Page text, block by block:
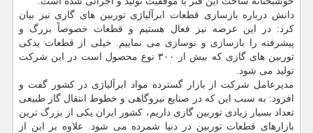
دانش درباره بازسازی قطعات ابرآلیاژی توربین های گازی نیز بیان
کرد: در این عرصه نیز فعال هستیم و قطعات خصوصاً بزرگ و
پیشرفته را بازسازی و نوسازی می نماییم. خیلی از قطعات یدکی
توربین های گازی که بیش از ۳۰۰ نوع محصول است در این شرکت
تولید می شود.
مدیرعامل شرکت از بازار گسترده مواد ابرآلیاژی در کشور گفت و
افزود: به سبب این که در صنایع نیروگاهی و خطوط انتقال گاز طبیعی
تعداد بسیار زیادی توربین گازی داریم، کشور ایران یکی از بزرگ ترین
بازارهای قطعات توربین در دنیا شمرده می شود. علاوه بر این از